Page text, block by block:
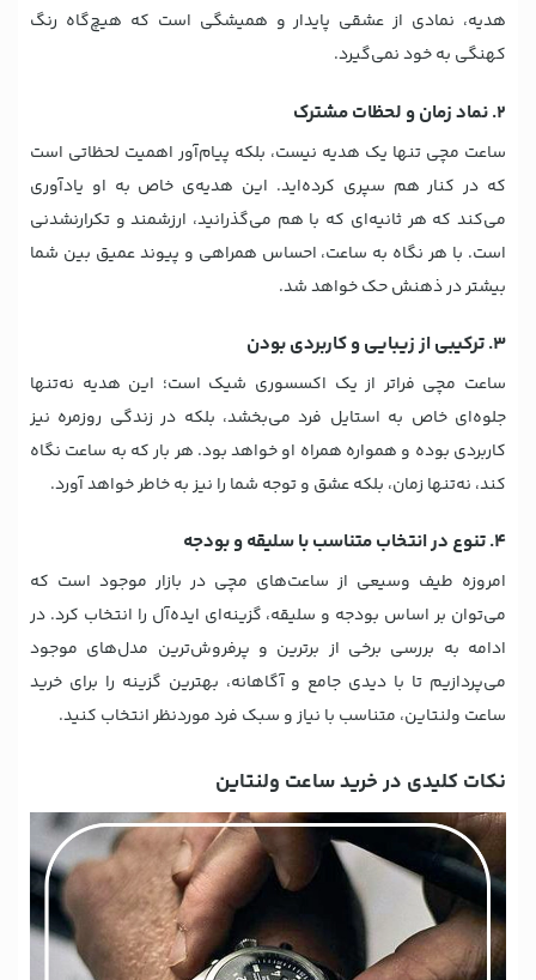
هدیه، نمادی از عشقی پایدار و همیشگی است که هیچ‌گاه رنگ
کهنگی به خود نمی‌گیرد.
۲. نماد زمان و لحظات مشترک
ساعت مچی تنها یک هدیه نیست، بلکه پیام‌آور اهمیت لحظاتی است
که در کنار هم سپری کرده‌اید. این هدیه‌ی خاص به او یادآوری
می‌کند که هر ثانیه‌ای که با هم می‌گذرانید، ارزشمند و تکرارنشدنی
است. با هر نگاه به ساعت، احساس همراهی و پیوند عمیق بین شما
بیشتر در ذهنش حک خواهد شد.
۳. ترکیبی از زیبایی و کاربردی بودن
ساعت مچی فراتر از یک اکسسوری شیک است؛ این هدیه نه‌تنها
جلوه‌ای خاص به استایل فرد می‌بخشد، بلکه در زندگی روزمره نیز
کاربردی بوده و همواره همراه او خواهد بود. هر بار که به ساعت نگاه
کند، نه‌تنها زمان، بلکه عشق و توجه شما را نیز به خاطر خواهد آورد.
۴. تنوع در انتخاب متناسب با سلیقه و بودجه
امروزه طیف وسیعی از ساعت‌های مچی در بازار موجود است که
می‌توان بر اساس بودجه و سلیقه، گزینه‌ای ایده‌آل را انتخاب کرد. در
ادامه به بررسی برخی از برترین و پرفروش‌ترین مدل‌های موجود
می‌پردازیم تا با دیدی جامع و آگاهانه، بهترین گزینه را برای خرید
ساعت ولنتاین، متناسب با نیاز و سبک فرد موردنظر انتخاب کنید.
نکات کلیدی در خرید ساعت ولنتاین